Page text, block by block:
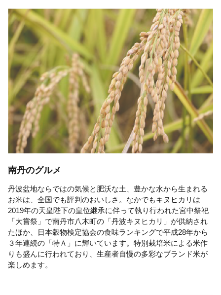
南丹のグルメ
丹波盆地ならではの気候と肥沃な土、豊かな水から生まれる
お米は、全国でも評判のおいしさ。なかでもキヌヒカリは
2019年の天皇陛下の皇位継承に伴って執り行われた宮中祭祀
「大嘗祭」で南丹市八木町の「丹波キヌヒカリ」が供納され
たほか、日本穀物検定協会の食味ランキングで平成28年から
３年連続の「特Ａ」に輝いています。特別栽培米による米作
りも盛んに行われており、生産者自慢の多彩なブランド米が
楽しめます。